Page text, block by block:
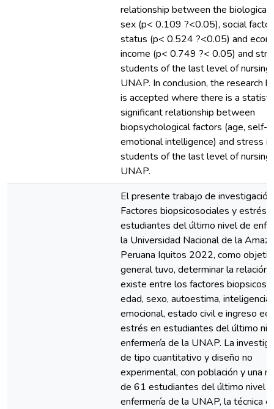
relationship between the biological
sex (p< 0.109 ?<0.05), social
status (p< 0.524 ?<0.05) and
income (p< 0.749 ?< 0.05) and
students of the last level of
UNAP. In conclusion, the research
is accepted where there is a
significant relationship between
biopsychological factors (age, self-
emotional intelligence) and stress in
students of the last level of
UNAP.
El presente trabajo de
Factores biopsicosociales y estrés
estudiantes del último nivel de
la Universidad Nacional de la
Peruana Iquitos 2022, como
general tuvo, determinar la relación
existe entre los factores
edad, sexo, autoestima, inteligencia
emocional, estado civil e ingreso
estrés en estudiantes del último
enfermería de la UNAP. La
de tipo cuantitativo y diseño no
experimental, con población y una
de 61 estudiantes del último nivel
enfermería de la UNAP, la técnica